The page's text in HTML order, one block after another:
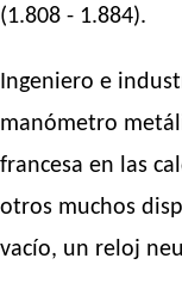
(1.808 - 1.884).
Ingeniero e
manómetro
francesa en las
otros muchos
vacío, un reloj